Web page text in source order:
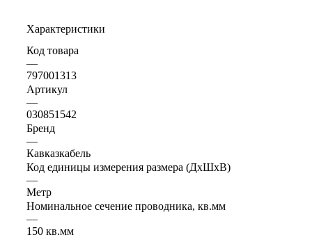
Характеристики
Код товара
—
797001313
Артикул
—
030851542
Бренд
—
Кавказкабель
Код единицы измерения размера (ДхШхВ)
—
Метр
Номинальное сечение проводника, кв.мм
—
150 кв.мм